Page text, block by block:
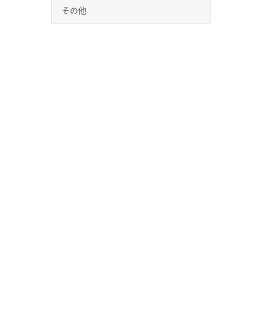
その他